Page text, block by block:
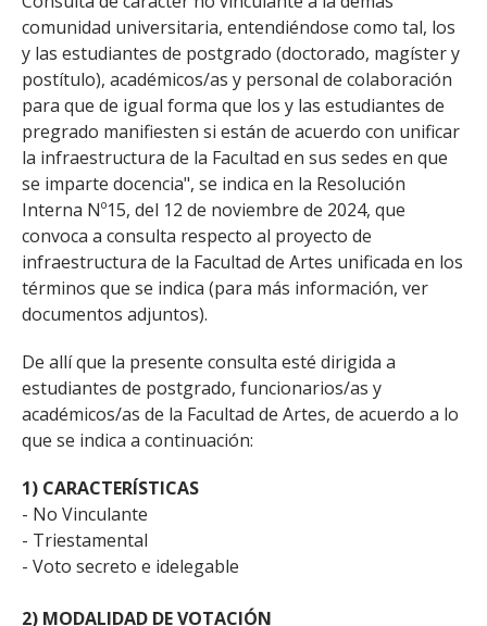
comunidad universitaria, entendiéndose como tal, los
y las estudiantes de postgrado (doctorado, magíster y
postítulo), académicos/as y personal de colaboración
para que de igual forma que los y las estudiantes de
pregrado manifiesten si están de acuerdo con unificar
la infraestructura de la Facultad en sus sedes en que
se imparte docencia", se indica en la Resolución
Interna Nº15, del 12 de noviembre de 2024, que
convoca a consulta respecto al proyecto de
infraestructura de la Facultad de Artes unificada en los
términos que se indica (para más información, ver
documentos adjuntos).
De allí que la presente consulta esté dirigida a
estudiantes de postgrado, funcionarios/as y
académicos/as de la Facultad de Artes, de acuerdo a lo
que se indica a continuación:
1) CARACTERÍSTICAS
- No Vinculante
- Triestamental
- Voto secreto e idelegable
2) MODALIDAD DE VOTACIÓN